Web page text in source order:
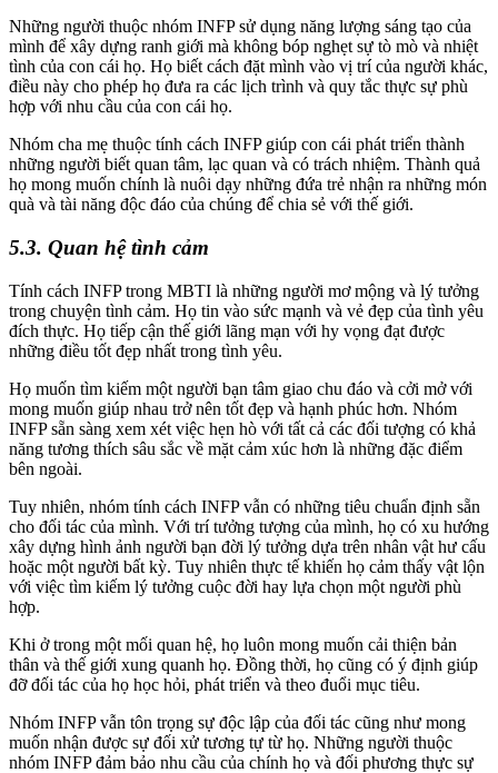
Những người thuộc nhóm INFP sử dụng năng lượng sáng tạo của
mình để xây dựng ranh giới mà không bóp nghẹt sự tò mò và nhiệt
tình của con cái họ. Họ biết cách đặt mình vào vị trí của người khác,
điều này cho phép họ đưa ra các lịch trình và quy tắc thực sự phù
hợp với nhu cầu của con cái họ.
Nhóm cha mẹ thuộc tính cách INFP giúp con cái phát triển thành
những người biết quan tâm, lạc quan và có trách nhiệm. Thành quả
họ mong muốn chính là nuôi dạy những đứa trẻ nhận ra những món
quà và tài năng độc đáo của chúng để chia sẻ với thế giới.
5.3. Quan hệ tình cảm
Tính cách INFP trong MBTI là những người mơ mộng và lý tưởng
trong chuyện tình cảm. Họ tin vào sức mạnh và vẻ đẹp của tình yêu
đích thực. Họ tiếp cận thế giới lãng mạn với hy vọng đạt được
những điều tốt đẹp nhất trong tình yêu.
Họ muốn tìm kiếm một người bạn tâm giao chu đáo và cởi mở với
mong muốn giúp nhau trở nên tốt đẹp và hạnh phúc hơn. Nhóm
INFP sẵn sàng xem xét việc hẹn hò với tất cả các đối tượng có khả
năng tương thích sâu sắc về mặt cảm xúc hơn là những đặc điểm
bên ngoài.
Tuy nhiên, nhóm tính cách INFP vẫn có những tiêu chuẩn định sẵn
cho đối tác của mình. Với trí tưởng tượng của mình, họ có xu hướng
xây dựng hình ảnh người bạn đời lý tưởng dựa trên nhân vật hư cấu
hoặc một người bất kỳ. Tuy nhiên thực tế khiến họ cảm thấy vật lộn
với việc tìm kiếm lý tưởng cuộc đời hay lựa chọn một người phù
hợp.
Khi ở trong một mối quan hệ, họ luôn mong muốn cải thiện bản
thân và thế giới xung quanh họ. Đồng thời, họ cũng có ý định giúp
đỡ đối tác của họ học hỏi, phát triển và theo đuổi mục tiêu.
Nhóm INFP vẫn tôn trọng sự độc lập của đối tác cũng như mong
muốn nhận được sự đối xử tương tự từ họ. Những người thuộc
nhóm INFP đảm bảo nhu cầu của chính họ và đối phương thực sự